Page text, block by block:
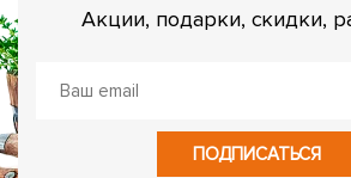
Акции, подарки, скидки,
ПОДПИСАТЬСЯ